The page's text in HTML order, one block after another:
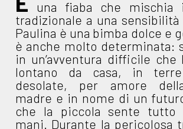
una fiaba che mischia
tradizionale a una sensibilità
Paulina è una bimba dolce e
è anche molto determinata:
in un’avventura difficile che
lontano da casa, in
desolate, per amore
madre e in nome di un
che la piccola sente tutto
mani. Durante la pericolosa